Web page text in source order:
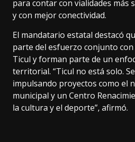
para contar con vialidades más
y con mejor conectividad.
El mandatario estatal destacó
parte del esfuerzo conjunto
Ticul y forman parte de un
territorial. “Ticul no está solo.
impulsando proyectos como el
municipal y un Centro
la cultura y el deporte”, afirmó.